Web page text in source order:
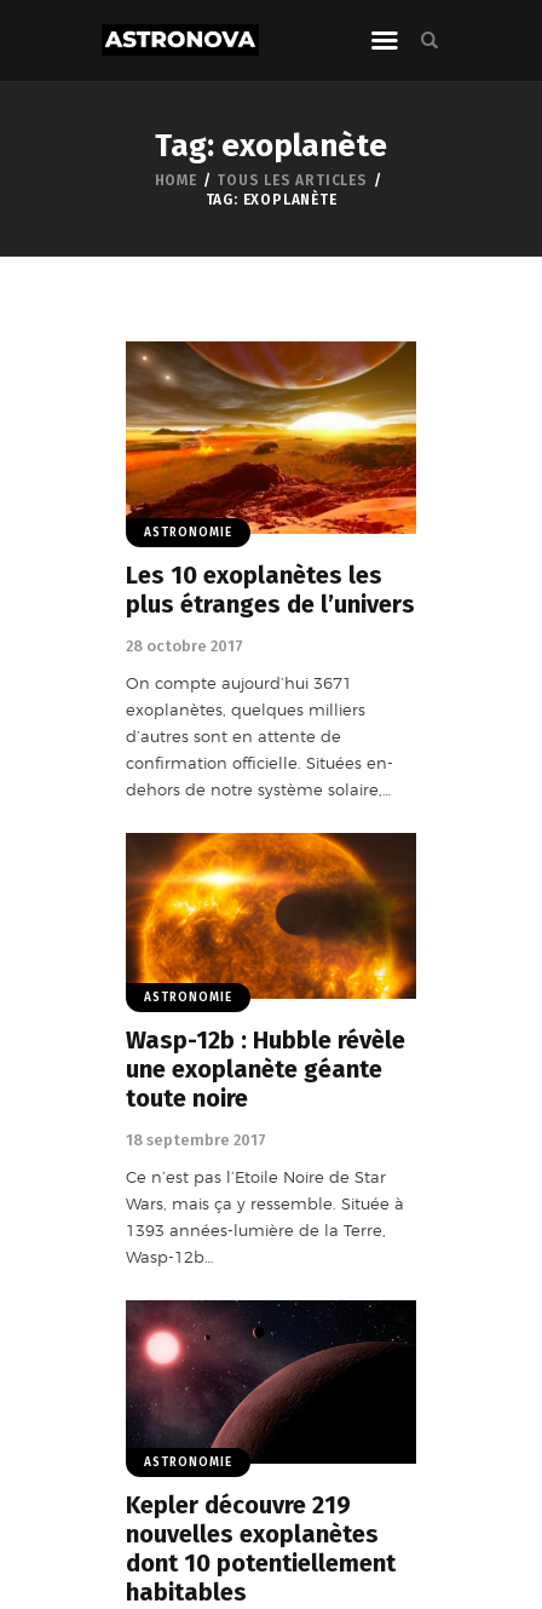
Tag: exoplanète
HOME
TOUS LES ARTICLES
TAG: EXOPLANÈTE
ASTRONOMIE
Les 10 exoplanètes les
plus étranges de l’univers
28 octobre 2017
On compte aujourd’hui 3671
exoplanètes, quelques milliers
d’autres sont en attente de
confirmation officielle. Situées en-
dehors de notre système solaire,…
ASTRONOMIE
Wasp-12b : Hubble révèle
une exoplanète géante
toute noire
18 septembre 2017
Ce n’est pas l’Etoile Noire de Star
Wars, mais ça y ressemble. Située à
1393 années-lumière de la Terre,
Wasp-12b…
ASTRONOMIE
Kepler découvre 219
nouvelles exoplanètes
dont 10 potentiellement
habitables